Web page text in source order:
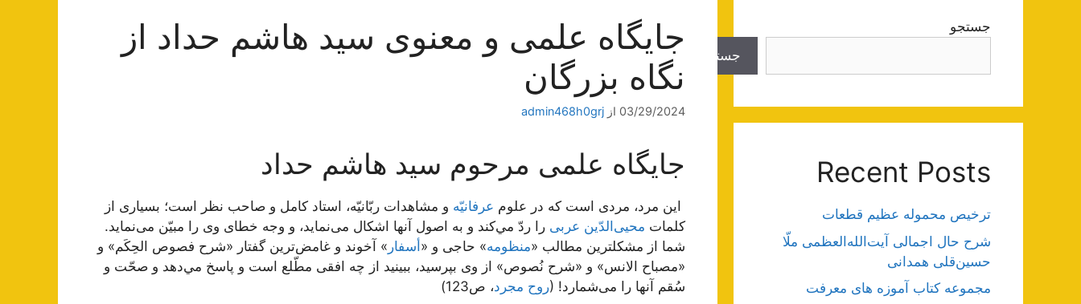
جایگاه علمی و معنوی سید هاشم حداد از
نگاه بزرگان
03/29/2024 از admin468h0grj
جایگاه علمی مرحوم سید هاشم حداد
‏ اين مرد، مردى است كه در علوم عرفانيّه و مشاهدات ربّانيّه، استاد كامل و صاحب نظر است؛ بسيارى از
كلمات محيى‌الدّين عربى را ردّ مي‌كند و به اصول آنها اشكال می‌‏نمايد، و وجه خطاى وى را مبيّن می‌‏نمايد.
شما از مشكلترين مطالب «منظومه» حاجى و « أسفار » آخوند و غامض‏‌ترين گفتار «شرح فصوص الحِكَم» و
«مصباح الانس» و «شرح نُصوص» از وى بپرسيد، ببينيد از چه افقى مطّلع است و پاسخ مي‌دهد و صحّت و
سُقم آنها را می‌شمارد! (روح مجرد، ص123)
جستجو
جستجو
Recent Posts
ترخیص محموله عظیم قطعات
شرح حال اجمالی آیت‌الله‌العظمی ملّا
حسین‌قلی همدانی
مجموعه کتاب آموزه های معرفت